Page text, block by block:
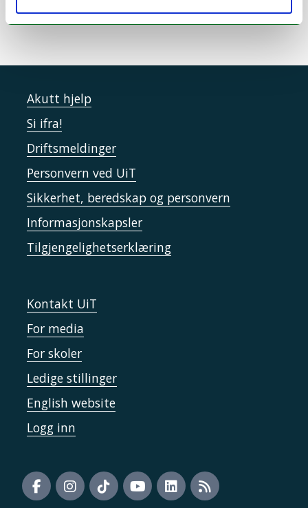
Akutt hjelp
Si ifra!
Driftsmeldinger
Personvern ved UiT
Sikkerhet, beredskap og personvern
Informasjonskapsler
Tilgjengelighetserklæring
Kontakt UiT
For media
For skoler
Ledige stillinger
English website
Logg inn